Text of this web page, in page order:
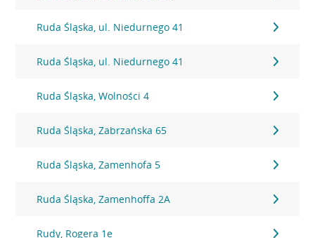
Ruda Śląska, ul. Niedurnego 41
Ruda Śląska, ul. Niedurnego 41
Ruda Śląska, Wolności 4
Ruda Śląska, Zabrzańska 65
Ruda Śląska, Zamenhofa 5
Ruda Śląska, Zamenhoffa 2A
Rudy, Rogera 1e